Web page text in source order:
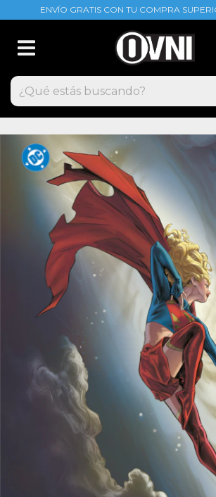
ENVÍO GRATIS CON TU COMPRA